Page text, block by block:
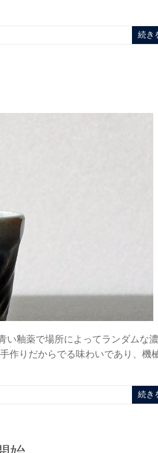
続き
い釉薬で場所によってランダムな
作りだからでる味わいであり、機
続き